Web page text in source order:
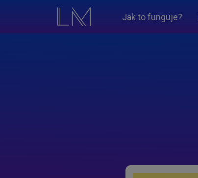
Jak to funguje?